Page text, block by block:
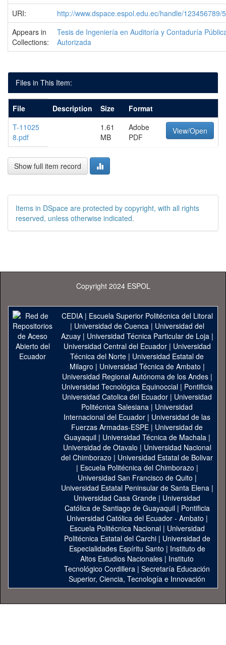
URI:
http://www.dspace.espol.edu.ec/handle/123456789/
Appears in
Collections:
Tesis de Ingeniería en Auditoría y Contaduría
Autorizada
Files in This Item:
File Description Size
Format
T-11025
8.pdf
1.61
MB
Adobe
PDF
View/Open
Show full item record
Items in DSpace are protected by copyright, with all rights
reserved, unless otherwise indicated.
Copyright 2024 ESPOL
CEDIA| Escuela Superior Politécnica del Litoral
| Universidad de Cuenca| Universidad del
Azuay| Universidad Técnica Particular de Loja|
Universidad Central del Ecuador| Universidad
Técnica del Norte | Universidad Estatal de
Milagro | Universidad Técnica de Ambato |
Universidad Regional Autónoma de los Andes|
Universidad Tecnológica Equinoccial| Pontificia
Universidad Catolica del Ecuador | Universidad
Politécnica Salesiana | Universidad
Internacional del Ecuador | Universidad de las
Fuerzas Armadas-ESPE | Universidad de
Guayaquil| Universidad Técnica de Machala|
Universidad de Otavalo | Universidad Nacional
del Chimborazo | Universidad Estatal de Bolivar
| Escuela Politécnica del Chimborazo |
Universidad San Francisco de Quito |
Universidad Estatal Peninsular de Santa Elena|
Universidad Casa Grande | Universidad
Católica de Santiago de Guayaquil| Pontificia
Universidad Católica del Ecuador - Ambato |
Escuela Politécnica Nacional| Universidad
Politécnica Estatal del Carchi| Universidad de
Especialidades Espíritu Santo | Instituto de
Altos Estudios Nacionales | Instituto
Tecnológico Cordillera | Secretaría Educación
Superior, Ciencia, Tecnología e Innovación